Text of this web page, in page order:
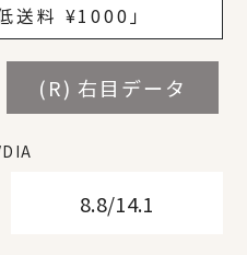
送料 ¥1000」
(R) 右目データ
8.8/14.1
(R) 右目データ
8.8/14.1
(R) 右目データ
8.8/14.1
(R) 右目データ
8.8/14.1
(R) 右目データ
8.8/14.1
(R) 右目データ
8.8/14.1
(R) 右目データ
8.8/14.1